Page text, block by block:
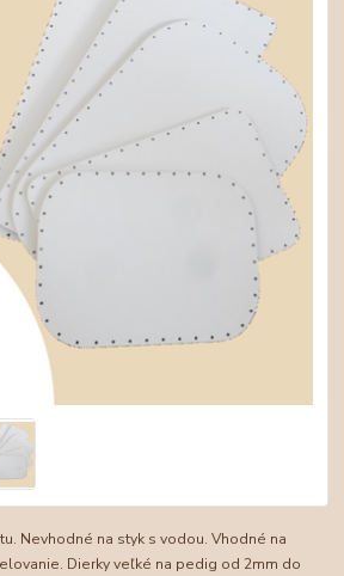
Nevhodné na styk s vodou. Vhodné na
Dierky veľké na pedig od 2mm do